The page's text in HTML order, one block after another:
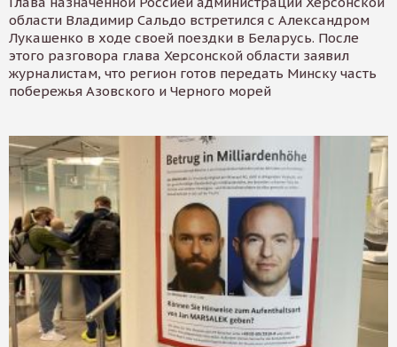
области Владимир Сальдо встретился с Александром
Лукашенко в ходе своей поездки в Беларусь. После
этого разговора глава Херсонской области заявил
журналистам, что регион готов передать Минску часть
побережья Азовского и Черного морей